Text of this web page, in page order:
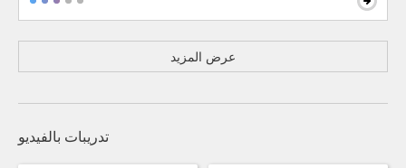
عرض المزيد
تدريبات بالفيديو